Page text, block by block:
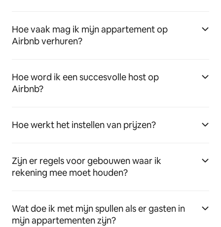
Hoe vaak mag ik mijn appartement op
Airbnb verhuren?
Hoe word ik een succesvolle host op
Airbnb?
Hoe werkt het instellen van prijzen?
Zijn er regels voor gebouwen waar ik
rekening mee moet houden?
Wat doe ik met mijn spullen als er gasten in
mijn appartementen zijn?